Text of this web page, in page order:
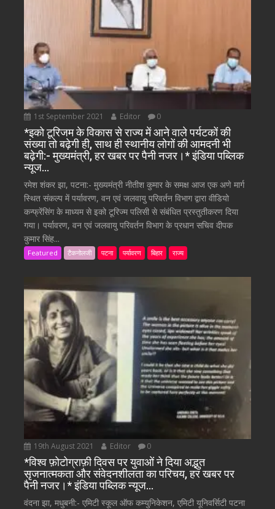
1st September 2021 Editor 0
*इको टूरिजम के विकास से राज्य में आने वाले पर्यटकों की
संख्या तो बढ़ेगी ही, साथ ही स्थानीय लोगों की आमदनी भी
बढ़ेगी:- मुख्यमंत्री, हर खबर पर पैनी नजर।* इंडिया पब्लिक
न्यूज…
रमेश शंकर झा, पटना:- मुख्यमंत्री नीतीश कुमार के समक्ष आज एक अणे मार्ग
स्थित संकल्प में पर्यावरण, वन एवं जलवायु परिवर्तन विभाग द्वारा वीडियो
कन्फ्रेंसिंग के माध्यम से इको टूरिज्म पलिसी से संबंधित प्रस्तुतीकरण दिया
गया। पर्यावरण, वन एवं जलवायु परिवर्तन विभाग के प्रधान सचिव दीपक
कुमार सिंह...
Featured टैकनोलजी पटना पर्यावरण बिहार राज्य
19th August 2021 Editor 0
*विश्व फ़ोटोग्राफ़ी दिवस पर युवाओं ने दिया अद्भुत
सृजनात्मकता और संवेदनशीलता का परिचय, हर खबर पर
पैनी नजर।* इंडिया पब्लिक न्यूज…
वंदना झा, मधुबनी:- एमिटी स्कूल ऑफ कम्युनिकेशन, एमिटी यूनिवर्सिटी पटना